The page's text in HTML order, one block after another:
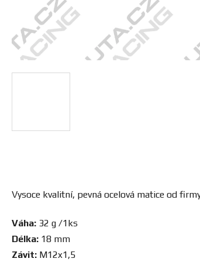
Vysoce kvalitní, pevná ocelová matice od
Váha: 32 g /1ks
Délka: 18 mm
Závit: M12x1,5